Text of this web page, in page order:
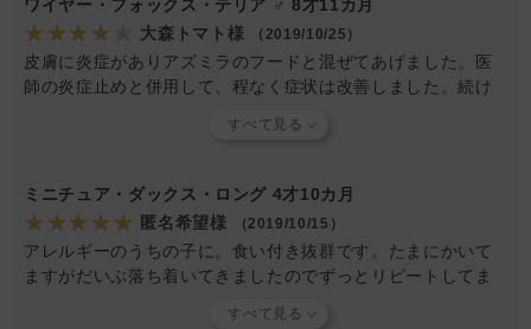
ワイヤー・フォックス・テリア ♂ 8才11カ月
★★★★★ 大森トマト様 （2019/10/25）
皮膚に炎症がありアズミラのフードと混ぜてあげました。医
師の炎症止めと併用して、程なく症状は改善しました。続け
ミニチュア・ダックス・ロング 4才10カ月
★★★★★ 匿名希望様 （2019/10/15）
アレルギーのうちの子に。食い付き抜群です。たまにかいて
ますがだいぶ落ち着いてきましたのでずっとリピートしてま